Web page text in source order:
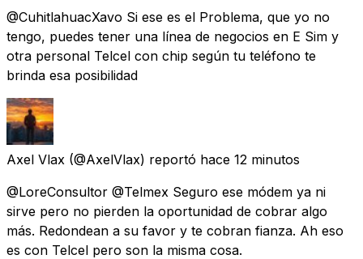
@CuhitlahuacXavo Si ese es el Problema, que yo no
tengo, puedes tener una línea de negocios en E Sim y
otra personal Telcel con chip según tu teléfono te
brinda esa posibilidad
Axel Vlax (@AxelVlax) reportó hace 12 minutos
@LoreConsultor @Telmex Seguro ese módem ya ni
sirve pero no pierden la oportunidad de cobrar algo
más. Redondean a su favor y te cobran fianza. Ah eso
es con Telcel pero son la misma cosa.